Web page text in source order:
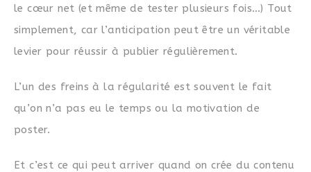
lecœur net (et même de tester plusieurs fois…) Tout
simplement, car l’anticipation peut être un véritable
levier pour réussir à publier régulièrement.
L’un des freins à la régularité est souvent le fait
qu’on n’a pas eu le temps ou la motivation de
poster.
Et c’est ce qui peut arriver quand on crée du contenu